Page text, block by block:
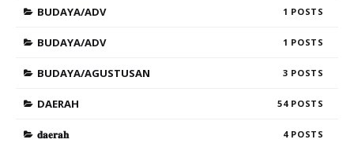
BUDAYA/ADV 1
BUDAYA/ADV 1
BUDAYA/AGUSTUSAN 3
DAERAH 54
𝐝𝐚𝐞𝐫𝐚𝐡 4